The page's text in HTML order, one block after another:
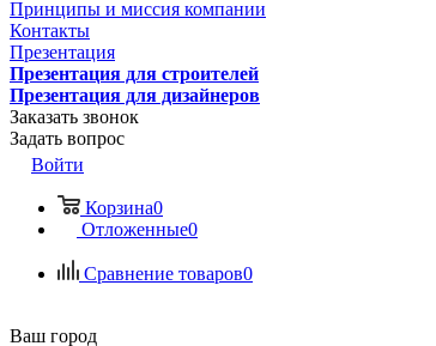
Принципы и миссия компании
Контакты
Презентация
Презентация для строителей
Презентация для дизайнеров
Заказать звонок
Задать вопрос
Войти
Корзина0
Отложенные0
Сравнение товаров0
Ваш город